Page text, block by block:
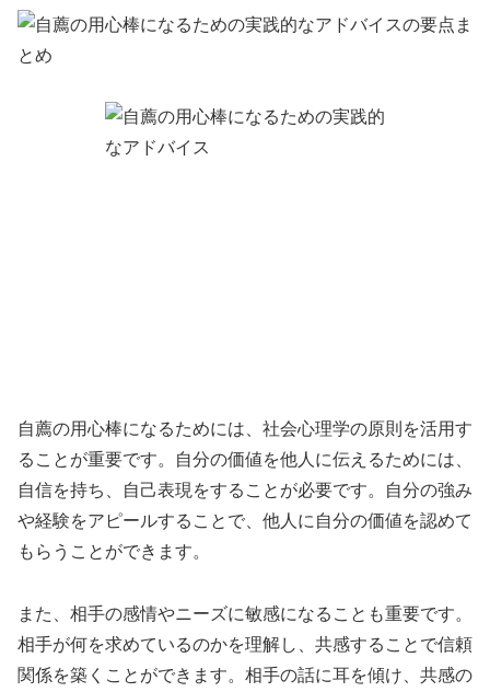
自薦の用心棒になるためには、社会心理学の原則を活用す
ることが重要です。自分の価値を他人に伝えるためには、
自信を持ち、自己表現をすることが必要です。自分の強み
や経験をアピールすることで、他人に自分の価値を認めて
もらうことができます。
また、相手の感情やニーズに敏感になることも重要です。
相手が何を求めているのかを理解し、共感することで信頼
関係を築くことができます。相手の話に耳を傾け、共感の